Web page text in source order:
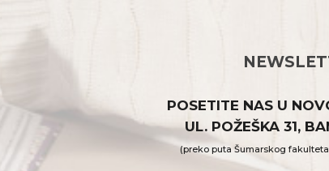
POSETITE NAS U
UL. POŽEŠKA 31,
(preko puta Šumarskog